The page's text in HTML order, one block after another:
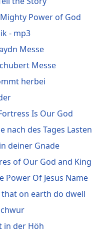
Power of God
- mp3
Messe
Messe
herbei
Is Our God
nach des Tages Lasten
deiner Gnade
of Our God and King
Power Of Jesus Name
on earth do dwell
in der Höh